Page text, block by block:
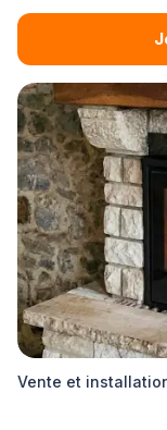
Vente et